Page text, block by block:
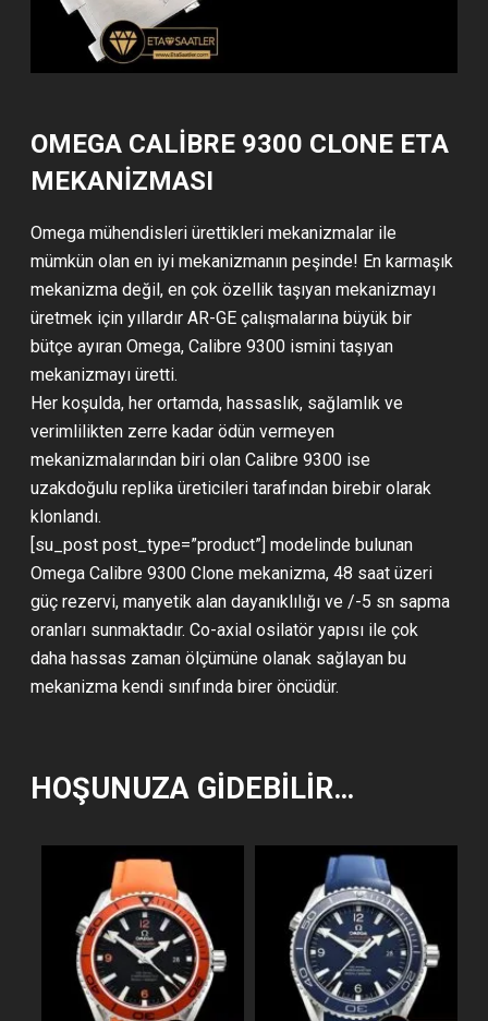
OMEGA CALIBRE 9300 CLONE ETA
MEKANİZMASI
Omega mühendisleri ürettikleri mekanizmalar ile
mümkün olan en iyi mekanizmanın peşinde! En karmaşık
mekanizma değil, en çok özellik taşıyan mekanizmayı
üretmek için yıllardır AR-GE çalışmalarına büyük bir
bütçe ayıran Omega, Calibre 9300 ismini taşıyan
mekanizmayı üretti.
Her koşulda, her ortamda, hassaslık, sağlamlık ve
verimlilikten zerre kadar ödün vermeyen
mekanizmalarından biri olan Calibre 9300 ise
uzakdoğulu replika üreticileri tarafından birebir olarak
klonlandı.
[su_post post_type=”product”] modelinde bulunan
Omega Calibre 9300 Clone mekanizma, 48 saat üzeri
güç rezervi, manyetik alan dayanıklılığı ve /-5 sn sapma
oranları sunmaktadır. Co-axial osilatör yapısı ile çok
daha hassas zaman ölçümüne olanak sağlayan bu
mekanizma kendi sınıfında birer öncüdür.
HOŞUNUZA GIDEBILIR…